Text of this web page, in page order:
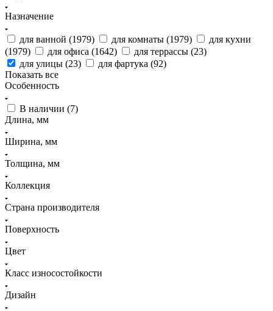
Назначение
для ванной (1979) для комнаты (1979)
для кухни
(1979) для офиса (1642) для террассы (23)
для улицы (23) для фартука (92)
Показать все
Особенность
В наличии (7)
Длина, мм
Ширина, мм
Толщина, мм
Коллекция
Страна производителя
Поверхность
Цвет
Класс износостойкости
Дизайн